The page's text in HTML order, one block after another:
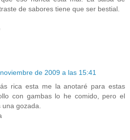
de sabores tiene que ser bestial.
de 2009 a las 15:41
rica esta me la anotaré para estas
con gambas lo he comido, pero el
una gozada.